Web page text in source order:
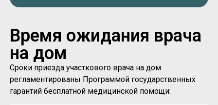
Время ожидания врача
на дом
Сроки приезда участкового врача на дом
регламентированы Программой государственных
гарантий бесплатной медицинской помощи: